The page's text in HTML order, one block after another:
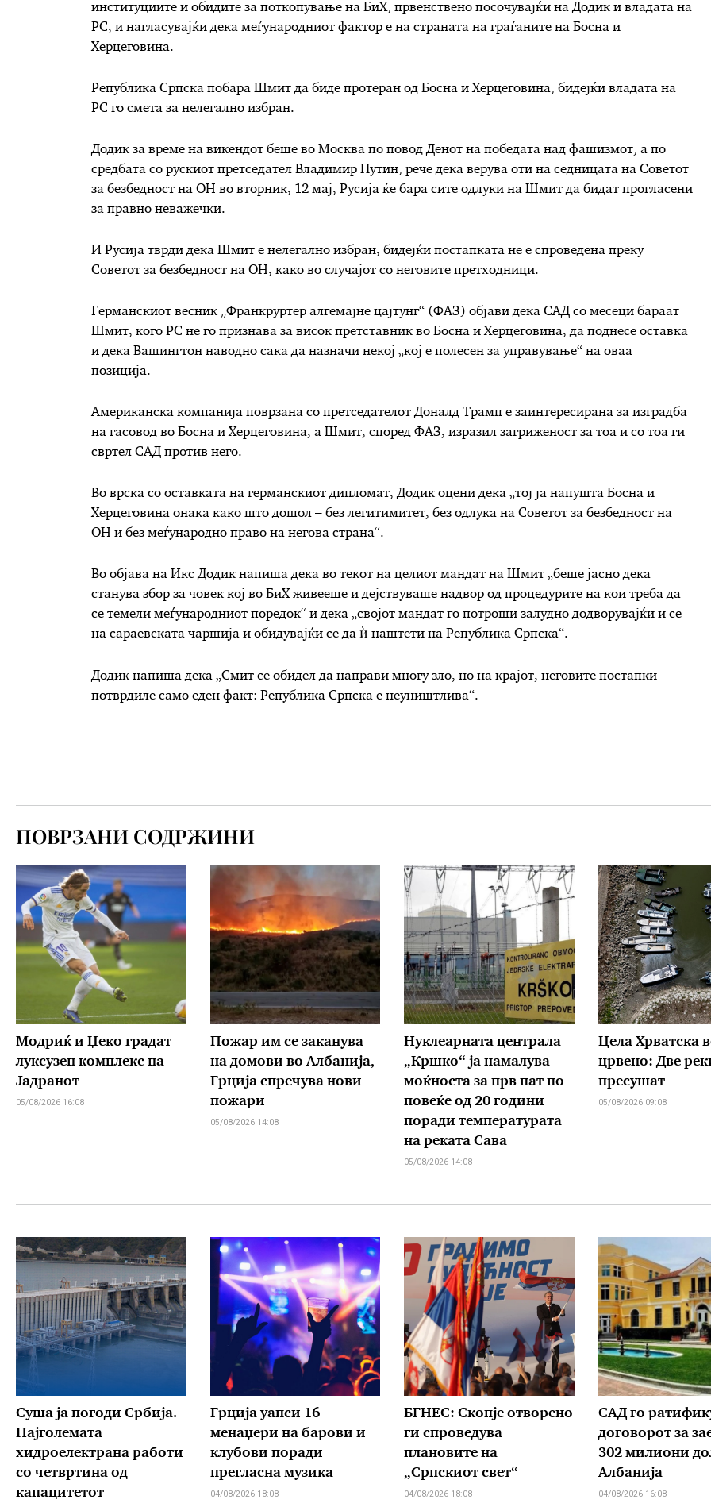
институциите и обидите за поткопување на БиХ, првенствено посочувајќи на Додик и владата на
РС, и нагласувајќи дека меѓународниот фактор е на страната на граѓаните на Босна и
Херцеговина.
Република Српска побара Шмит да биде протеран од Босна и Херцеговина, бидејќи владата на
РС го смета за нелегално избран.
Додик за време на викендот беше во Москва по повод Денот на победата над фашизмот, а по
средбата со рускиот претседател Владимир Путин, рече дека верува оти на седницата на Советот
за безбедност на ОН во вторник, 12 мај, Русија ќе бара сите одлуки на Шмит да бидат прогласени
за правно неважечки.
И Русија тврди дека Шмит е нелегално избран, бидејќи постапката не е спроведена преку
Советот за безбедност на ОН, како во случајот со неговите претходници.
Германскиот весник „Франкруртер алгемајне цајтунг“ (ФАЗ) објави дека САД со месеци бараат
Шмит, кого РС не го признава за висок претставник во Босна и Херцеговина, да поднесе оставка
и дека Вашингтон наводно сака да назначи некој „кој е полесен за управување“ на оваа
позиција.
Американска компанија поврзана со претседателот Доналд Трамп е заинтересирана за изградба
на гасовод во Босна и Херцеговина, а Шмит, според ФАЗ, изразил загриженост за тоа и со тоа ги
свртел САД против него.
Во врска со оставката на германскиот дипломат, Додик оцени дека „тој ја напушта Босна и
Херцеговина онака како што дошол – без легитимитет, без одлука на Советот за безбедност на
ОН и без меѓународно право на негова страна“.
Во објава на Икс Додик напиша дека во текот на целиот мандат на Шмит „беше јасно дека
станува збор за човек кој во БиХ живееше и дејствуваше надвор од процедурите на кои треба да
се темели меѓународниот поредок“ и дека „својот мандат го потроши залудно додворувајќи и се
на сараевската чаршија и обидувајќи се да ѝ наштети на Република Српска“.
Додик напиша дека „Смит се обидел да направи многу зло, но на крајот, неговите постапки
потврдиле само еден факт: Република Српска е неуништлива“.
ПОВРЗАНИ СОДРЖИНИ
Модриќ и Џеко градат
луксузен комплекс на
Јадранот
05/08/2026 16:08
Пожар им се заканува
на домови во Албанија,
Грција спречува нови
пожари
05/08/2026 14:08
Нуклеарната централа
„Кршко“ ја намалува
моќноста за прв пат по
повеќе од 20 години
поради температурата
на реката Сава
05/08/2026 14:08
Цела Хрватска
црвено: Две
пресушат
05/08/2026 09:08
Суша ја погоди Србија.
Најголемата
хидроелектрана работи
со четвртина од
капацитетот
Грција уапси 16
менаџери на барови и
клубови поради
прегласна музика
04/08/2026 18:08
БГНЕС: Скопје отворено
ги спроведува
плановите на
„Српскиот свет“
04/08/2026 18:08
САД го
договорот за
302 милиони
Албанија
04/08/2026 16:08